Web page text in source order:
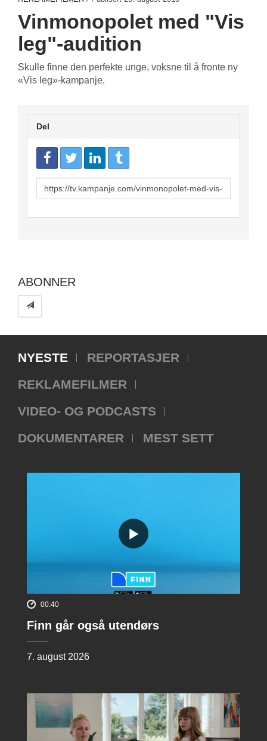
Vinmonopolet med "Vis
leg"-audition
Skulle finne den perfekte unge, voksne til å fronte ny
«Vis leg»-kampanje.
Del
URL
to
ABONNER
NYESTE
REPORTASJER
REKLAMEFILMER
VIDEO- OG PODCASTS
DOKUMENTARER
MEST SETT
00:40
Finn går også utendørs
7. august 2026